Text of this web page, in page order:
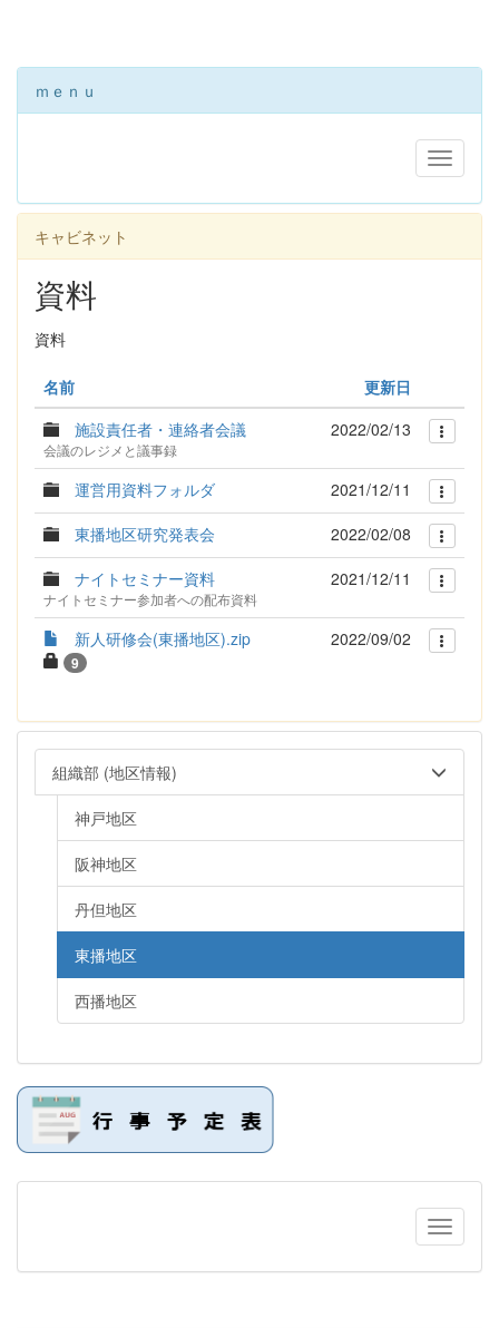
ｍｅｎｕ
キャビネット
資料
資料
名前
更新日
施設責任者・連絡者会議
会議のレジメと議事録
2022/02/13
運営用資料フォルダ
2021/12/11
東播地区研究発表会
2022/02/08
ナイトセミナー資料
ナイトセミナー参加者への配布資料
2021/12/11
新人研修会(東播地区).zip
9
2022/09/02
組織部 (地区情報)
神戸地区
阪神地区
丹但地区
東播地区
西播地区